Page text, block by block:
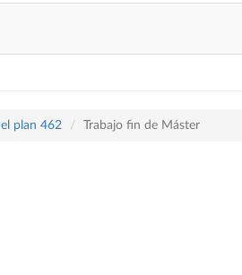
plan 462 Trabajo fin de Máster